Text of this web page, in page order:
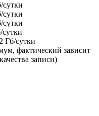
Гб/сутки
фактический зависит
записи)